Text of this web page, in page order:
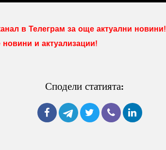
в Телеграм за още актуални новини!
и актуализации!
Сподели статията: